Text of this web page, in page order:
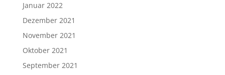
Januar 2022
Dezember 2021
November 2021
Oktober 2021
September 2021